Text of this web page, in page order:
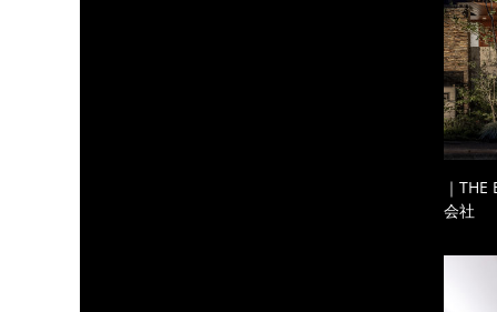
｜
会社